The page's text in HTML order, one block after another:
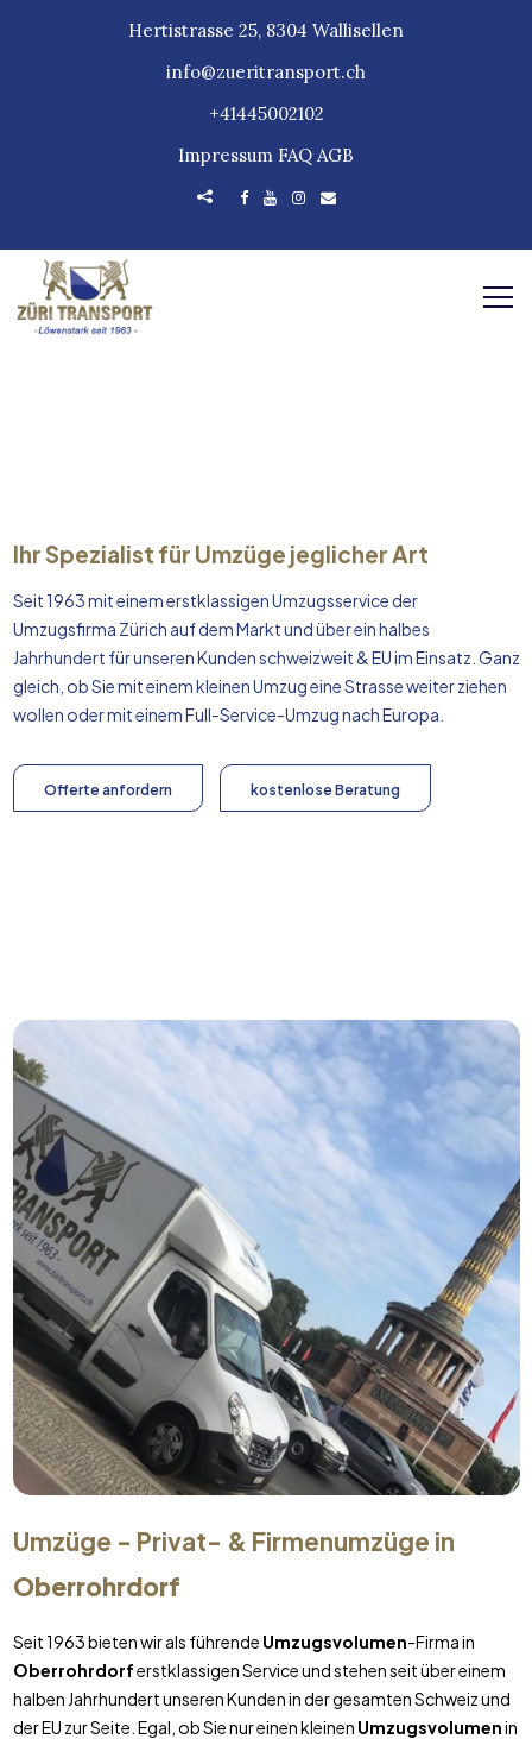
Hertistrasse 25, 8304 Wallisellen
info@zueritransport.ch
+41445002102
Impressum FAQ AGB
Ihr Spezialist für Umzüge jeglicher Art
Seit 1963 mit einem erstklassigen Umzugsservice der
Umzugsfirma Zürich auf dem Markt und über ein halbes
Jahrhundert für unseren Kunden schweizweit & EU im Einsatz. Ganz
gleich, ob Sie mit einem kleinen Umzug eine Strasse weiter ziehen
wollen oder mit einem Full-Service-Umzug nachEuropa
Offerte anfordern kostenlose Beratung
Umzüge - Privat- & Firmenumzüge in
Oberrohrdorf
Seit 1963 bieten wir als führende Umzugsvolumen-Firma in
Oberrohrdorferstklassigen Service und stehen seit über einem
halben Jahrhundert unseren Kunden in der gesamten Schweiz und
der EU zur Seite. Egal, ob Sie nur einen kleinen Umzugsvolumenin